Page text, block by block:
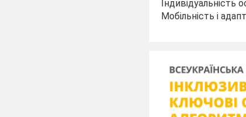
Індивідуальність
Мобільність і